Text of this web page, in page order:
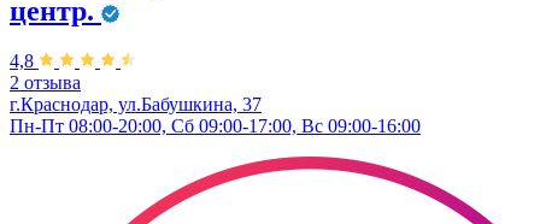
центр.
4,8
2 отзыва
г.Краснодар, ул.Бабушкина, 37
Пн-Пт 08:00-20:00, Сб 09:00-17:00, Вс 09:00-16:00